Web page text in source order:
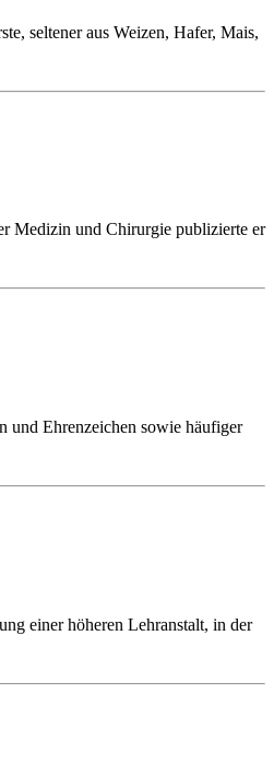
seltener aus Weizen, Hafer, Mais,
Medizin und Chirurgie publizierte er
und Ehrenzeichen sowie häufiger
einer höheren Lehranstalt, in der